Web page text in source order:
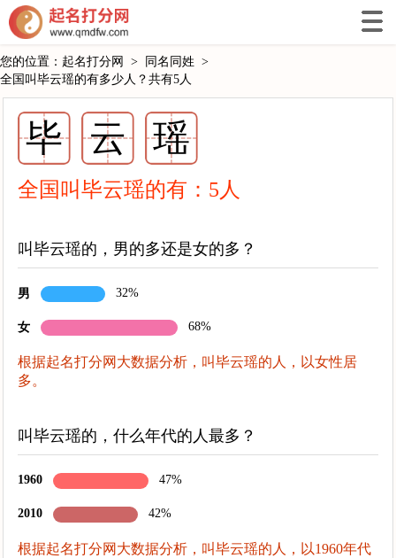
您的位置： 起名打分网 > 同名同姓 >
全国叫毕云瑶的有多少人？共有5人
毕 云 瑶
全国叫毕云瑶的有： 5 人
叫毕云瑶的，男的多还是女的多？
男 32%
女 68%
根据起名打分网大数据分析，叫毕云瑶的人，以女性居
多。
叫毕云瑶的，什么年代的人最多？
1960 47%
2010 42%
根据起名打分网大数据分析，叫毕云瑶的人，以1960年代